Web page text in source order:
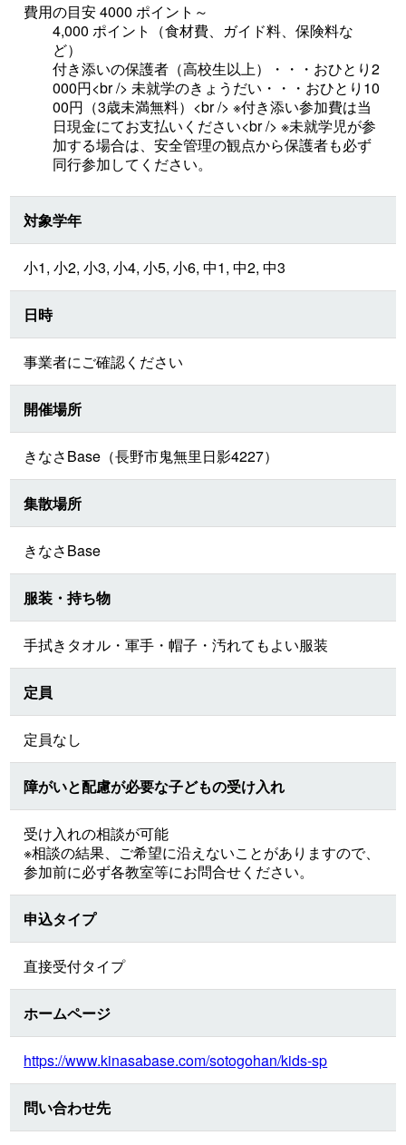
費用の目安 4000 ポイント～
4,000 ポイント（食材費、ガイド料、保険料な
ど）
付き添いの保護者（高校生以上）・・・おひとり2
000円<br /> 未就学のきょうだい・・・おひとり10
00円（3歳未満無料）<br /> ※付き添い参加費は当
日現金にてお支払いください<br /> ※未就学児が参
加する場合は、安全管理の観点から保護者も必ず
同行参加してください。
対象学年
小1, 小2, 小3, 小4, 小5, 小6, 中1, 中2, 中3
日時
事業者にご確認ください
開催場所
きなさBase（長野市鬼無里日影4227）
集散場所
きなさBase
服装・持ち物
手拭きタオル・軍手・帽子・汚れてもよい服装
定員
定員なし
障がいと配慮が必要な子どもの受け入れ
受け入れの相談が可能
※相談の結果、ご希望に沿えないことがありますので、
参加前に必ず各教室等にお問合せください。
申込タイプ
直接受付タイプ
ホームページ
https://www.kinasabase.com/sotogohan/kids-sp
問い合わせ先